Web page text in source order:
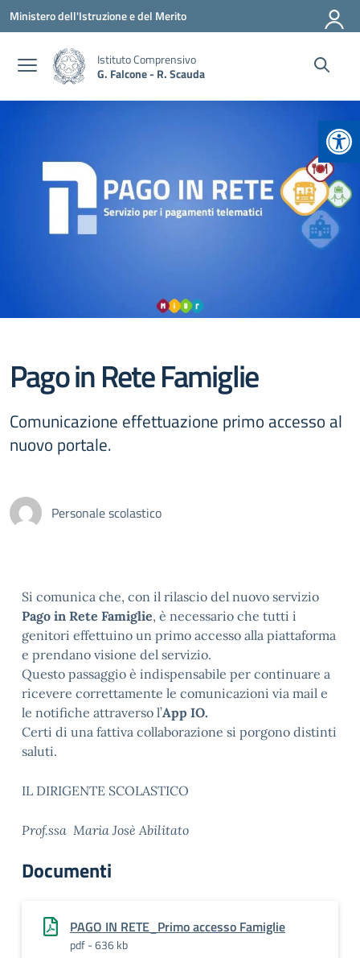
Vai ai contenuti
Vai al menu di navigazione
Vai al footer
Ministero dell'Istruzione e del Merito
Istituto Comprensivo
G. Falcone - R. Scauda
Pago in Rete Famiglie
Comunicazione effettuazione primo accesso al
nuovo portale.
Personale scolastico
Si comunica che, con il rilascio del nuovo servizio
Pago in Rete Famiglie, è necessario che tutti i
genitori effettuino un primo accesso alla piattaforma
e prendano visione del servizio.
Questo passaggio è indispensabile per continuare a
ricevere correttamente le comunicazioni via mail e
le notifiche attraverso l’App IO.
Certi di una fattiva collaborazione si porgono distinti
saluti.
IL DIRIGENTE SCOLASTICO
Prof.ssa Maria Josè Abilitato
Documenti
PAGO IN RETE_Primo accesso Famiglie
pdf - 636 kb